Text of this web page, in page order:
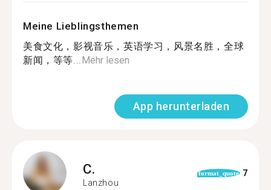
Meine Lieblingsthemen
美食文化，影视音乐，英语学习，风景名胜，全球
新闻，等等...Mehr lesen
App herunterladen
C.
Lanzhou
format_quote 7